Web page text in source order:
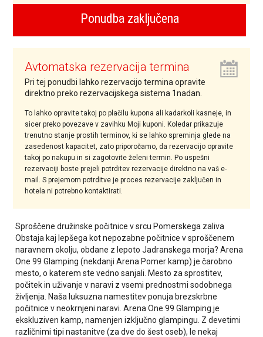
Ponudba zaključena
Avtomatska rezervacija termina
Pri tej ponudbi lahko rezervacijo termina opravite
direktno preko rezervacijskega sistema 1nadan.
To lahko opravite takoj po plačilu kupona ali kadarkoli kasneje, in
sicer preko povezave v zavihku Moji kuponi. Koledar prikazuje
trenutno stanje prostih terminov, ki se lahko spreminja glede na
zasedenost kapacitet, zato priporočamo, da rezervacijo opravite
takoj po nakupu in si zagotovite želeni termin. Po uspešni
rezervaciji boste prejeli potrditev rezervacije direktno na vaš e-
mail. S prejemom potrditve je proces rezervacije zaključen in
hotela ni potrebno kontaktirati.
Sproščene družinske počitnice v srcu Pomerskega zaliva
Obstaja kaj lepšega kot nepozabne počitnice v sproščenem
naravnem okolju, obdane z lepoto Jadranskega morja? Arena
One 99 Glamping (nekdanji Arena Pomer kamp) je čarobno
mesto, o katerem ste vedno sanjali. Mesto za sprostitev,
počitek in uživanje v naravi z vsemi prednostmi sodobnega
življenja. Naša luksuzna namestitev ponuja brezskrbne
počitnice v neokrnjeni naravi. Arena One 99 Glamping je
ekskluziven kamp, namenjen izključno glampingu. Z devetimi
različnimi tipi nastanitve (za dve do šest oseb), le nekaj